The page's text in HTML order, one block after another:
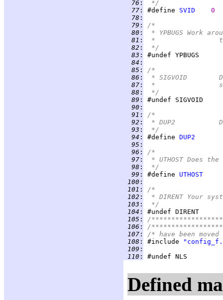
  76
:
*/
  77
: #define SVID
0
  78
:
  79
:
/*
  80
:
* YPBUGS
  81
:
  82
:
*/
  83
:
  84
:
  85
:
/*
  86
:
  87
:
  88
:
*/
  89
:
  90
:
  91
:
/*
  92
:
*
  93
:
*/
  94
: #define DUP2
  95
:
  96
:
/*
  97
:
* UTHOST
  98
:
*/
  99
: #define UTHOST
100 :
101 :
/*
102 :
* DIRENT
103 :
*/
104 :
105 :
/
106 :
/******************
107 :
/* have been
108 : #include
109 :
110 :
Defined